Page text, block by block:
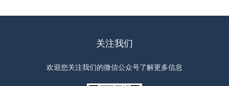
关注我们
欢迎您关注我们的微信公众号了解更多信息